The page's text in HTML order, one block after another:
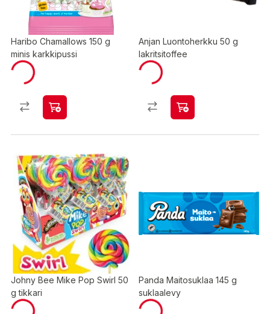
Haribo Chamallows 150 g
minis karkkipussi
Anjan Luontoherkku 50 g
lakritsitoffee
Johny Bee Mike Pop Swirl 50
g tikkari
Panda Maitosuklaa 145 g
suklaalevy